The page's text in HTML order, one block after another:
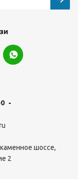
шоссе,
2